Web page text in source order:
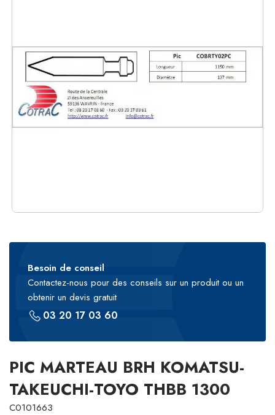
Besoin de conseil
Contactez-nous pour des conseils sur un produit ou un
obtenir un devis gratuit
03 20 17 03 60
PIC MARTEAU BRH KOMATSU-
TAKEUCHI-TOYO THBB 1300
C0101663